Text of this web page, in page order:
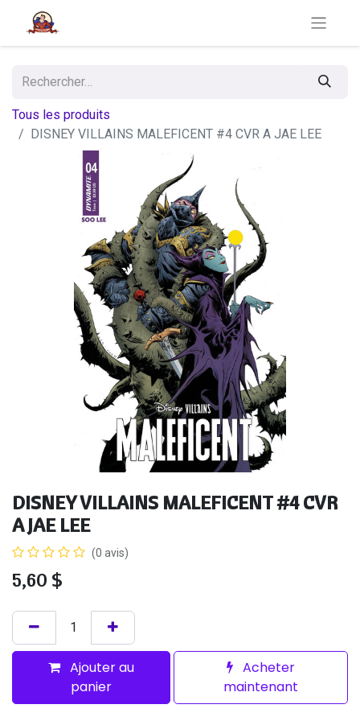
Tous les produits
DISNEY VILLAINS MALEFICENT #4 CVR A JAE LEE
DISNEY VILLAINS MALEFICENT #4 CVR
A JAE LEE
(0 avis)
5,60 $
Ajouter au
panier
Acheter
maintenant